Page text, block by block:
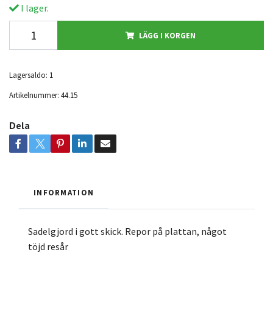
I lager.
LÄGG I KORGEN
Lagersaldo: 1
Artikelnummer: 44.15
Dela
INFORMATION
Sadelgjord i gott skick. Repor på plattan, något
töjd resår